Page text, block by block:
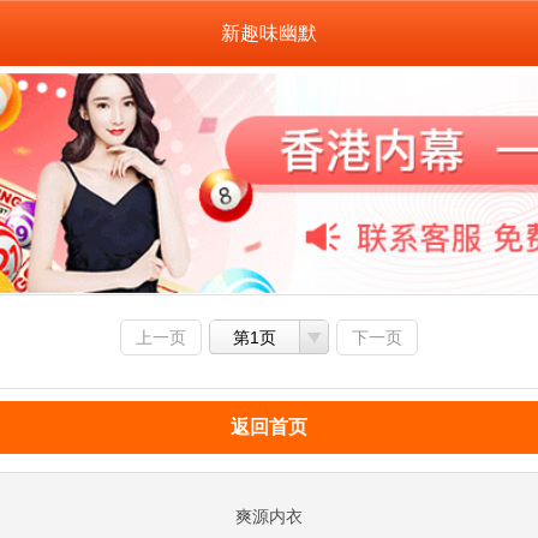
新趣味幽默
上一页 第1页 下一页
返回首页
爽源内衣